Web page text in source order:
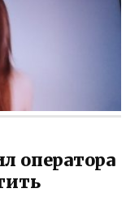
оператора